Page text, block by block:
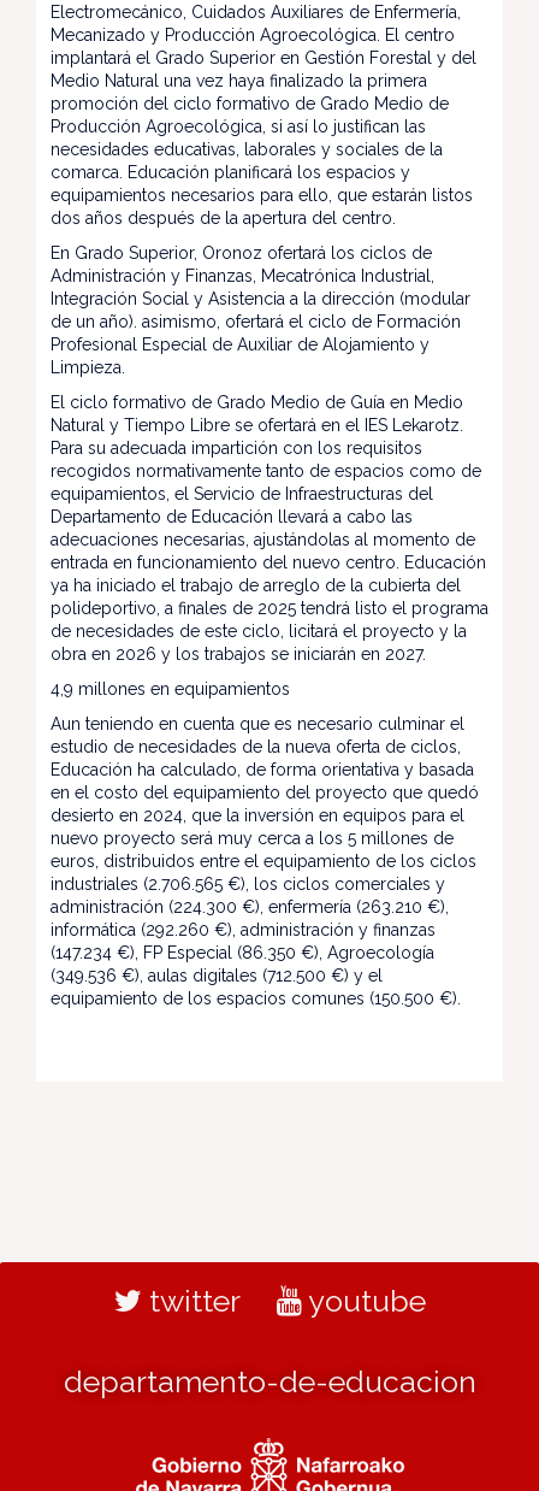
Electromecánico, Cuidados Auxiliares de Enfermería,
Mecanizado y Producción Agroecológica. El centro
implantará el Grado Superior en Gestión Forestal y del
Medio Natural una vez haya finalizado la primera
promoción del ciclo formativo de Grado Medio de
Producción Agroecológica, si así lo justifican las
necesidades educativas, laborales y sociales de la
comarca. Educación planificará los espacios y
equipamientos necesarios para ello, que estarán listos
dos años después de la apertura del centro.
En Grado Superior, Oronoz ofertará los ciclos de
Administración y Finanzas, Mecatrónica Industrial,
Integración Social y Asistencia a la dirección (modular
de un año). asimismo, ofertará el ciclo de Formación
Profesional Especial de Auxiliar de Alojamiento y
Limpieza.
El ciclo formativo de Grado Medio de Guía en Medio
Natural y Tiempo Libre se ofertará en el IES Lekarotz.
Para su adecuada impartición con los requisitos
recogidos normativamente tanto de espacios como de
equipamientos, el Servicio de Infraestructuras del
Departamento de Educación llevará a cabo las
adecuaciones necesarias, ajustándolas al momento de
entrada en funcionamiento del nuevo centro. Educación
ya ha iniciado el trabajo de arreglo de la cubierta del
polideportivo, a finales de 2025 tendrá listo el programa
de necesidades de este ciclo, licitará el proyecto y la
obra en 2026 y los trabajos se iniciarán en 2027.
4,9 millones en equipamientos
Aun teniendo en cuenta que es necesario culminar el
estudio de necesidades de la nueva oferta de ciclos,
Educación ha calculado, de forma orientativa y basada
en el costo del equipamiento del proyecto que quedó
desierto en 2024, que la inversión en equipos para el
nuevo proyecto será muy cerca a los 5 millones de
euros, distribuidos entre el equipamiento de los ciclos
industriales (2.706.565 €), los ciclos comerciales y
administración (224.300 €), enfermería (263.210 €),
informática (292.260 €), administración y finanzas
(147.234 €), FP Especial (86.350 €), Agroecología
(349.536 €), aulas digitales (712.500 €) y el
equipamiento de los espacios comunes (150.500 €).
twitter youtube
departamento-de-educacion